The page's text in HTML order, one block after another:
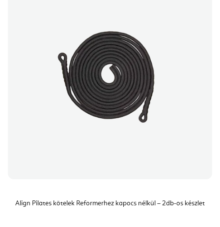
Align Pilates kötelek Reformerhez kapocs nélkül – 2db-os készlet